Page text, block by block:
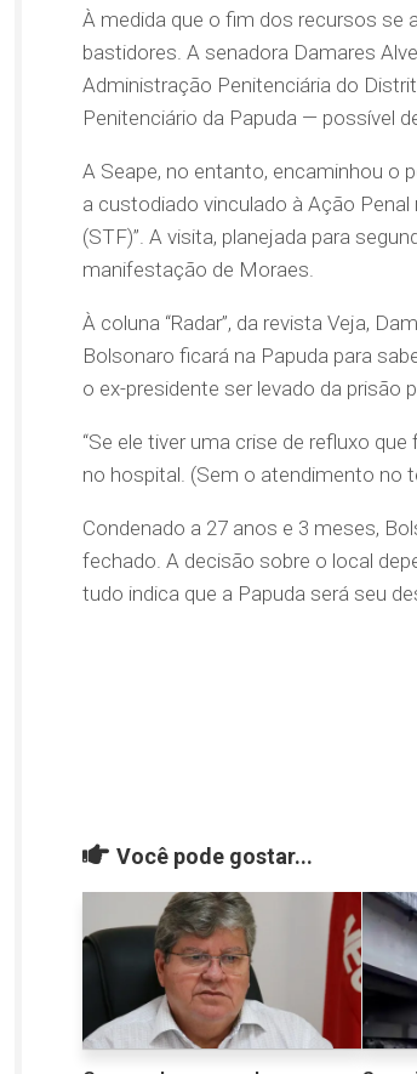
À medida que o fim dos recursos se
bastidores. A senadora Damares
Administração Penitenciária do
Penitenciário da Papuda — possível
A Seape, no entanto, encaminhou o
a custodiado vinculado à Ação Penal
(STF)”. A visita, planejada para
manifestação de Moraes.
À coluna “Radar”, da revista Veja,
Bolsonaro ficará na Papuda para
o ex-presidente ser levado da prisão
“Se ele tiver uma crise de refluxo
no hospital. (Sem o atendimento no
Condenado a 27 anos e 3 meses,
fechado. A decisão sobre o local
tudo indica que a Papuda será seu
Você pode gostar...